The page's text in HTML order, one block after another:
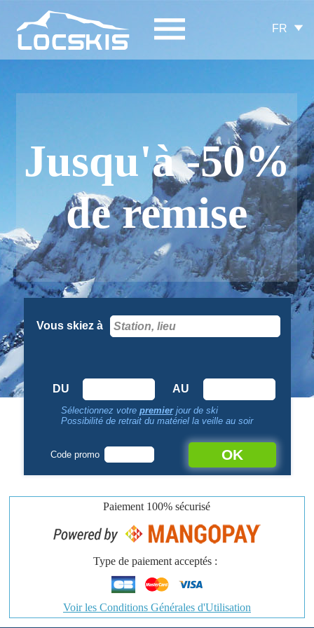
FR
Jusqu'à -50%
de remise
Vous skiez à
DU AU
Code promo OK
Sélectionnez votre premierjour de ski
Possibilité de retrait du matériel la veille au soir
Paiement 100% sécurisé
Type de paiement acceptés :
Voir les Conditions Générales d'Utilisation